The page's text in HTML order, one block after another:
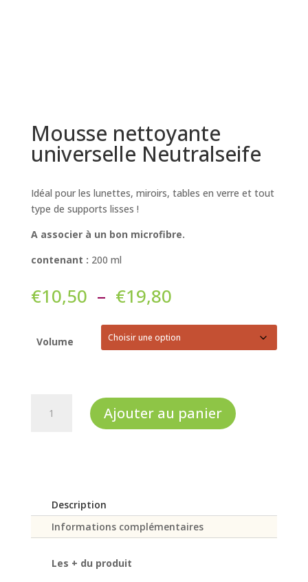
Mousse nettoyante
universelle Neutralseife
Idéal pour les lunettes, miroirs, tables en verre et tout
type de supports lisses !
A associer à un bon microfibre.
contenant : 200 ml
€10,50 – €19,80Plage
prix :
€10,50
à
Volume
Ajouter au panier
Description
Informations complémentaires
Les + du produit